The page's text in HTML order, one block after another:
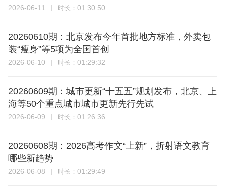
2026-06-11 时长： 01:30:50
20260610期：北京发布今年首批地方标准，外卖包
装“瘦身”等5项为全国首创
2026-06-10 时长： 01:29:32
20260609期：城市更新“十五五”规划发布，北京、上
海等50个重点城市城市更新先行先试
2026-06-09 时长： 01:26:36
20260608期：2026高考作文“上新”，折射语文教育
哪些新趋势
2026-06-08 时长： 01:29:49